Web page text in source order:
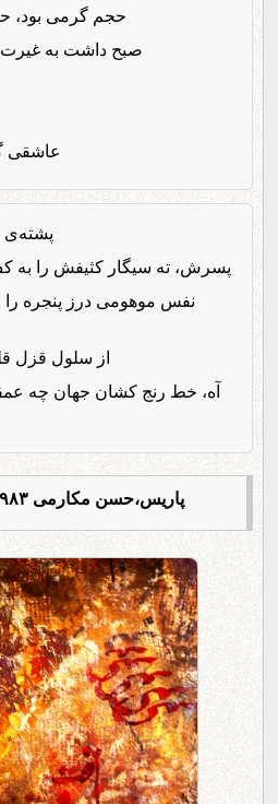
حجم گرمی بود،
صبح داشت به
عاشقی
پشته‌ی
پسرش، ته سیگار کثیفش را به
نفس موهومی درز پنجره
از سلول قزل
آه، خط رنج کشان جهان چه
پاریس،حسن مکارمی ۱۹۸۳